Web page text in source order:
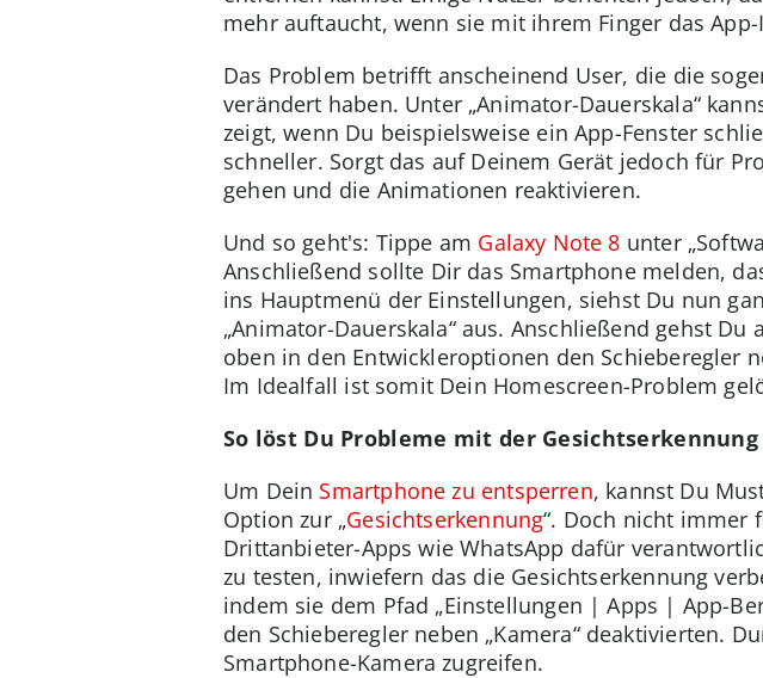
mehr auftaucht, wenn sie mit ihrem Finger das
Das Problem betrifft anscheinend User, die die
verändert haben. Unter „Animator-Dauerskala“
zeigt, wenn Du beispielsweise ein App-Fenster
schneller. Sorgt das auf Deinem Gerät jedoch für
gehen und die Animationen reaktivieren.
Und so geht's: Tippe am Galaxy Note 8 unter
Anschließend sollte Dir das Smartphone melden,
ins Hauptmenü der Einstellungen, siehst Du nun
„Animator-Dauerskala“ aus. Anschließend gehst
oben in den Entwickleroptionen den Schieberegler
Im Idealfall ist somit Dein Homescreen-Problem
So löst Du Probleme mit der Gesichtserkennung
Um Dein Smartphone zu entsperren, kannst Du
Option zur „Gesichtserkennung“. Doch nicht immer
Drittanbieter-Apps wie WhatsApp dafür
zu testen, inwiefern das die Gesichtserkennung
indem sie dem Pfad „Einstellungen | Apps | App-
den Schieberegler neben „Kamera“ deaktivierten.
Smartphone-Kamera zugreifen.